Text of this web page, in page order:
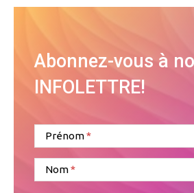
Abonnez-vous à
INFOLETTRE!
Prénom
Nom